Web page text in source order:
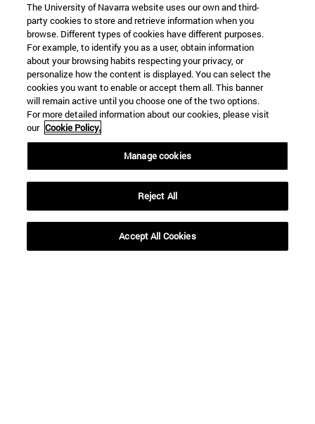
Desde
Hasta
BUSCAR
The University of Navarra website uses our own and third-
party cookies to store and retrieve information when you
browse. Different types of cookies have different purposes.
For example, to identify you as a user, obtain information
about your browsing habits respecting your privacy, or
personalize how the content is displayed. You can select the
cookies you want to enable or accept them all. This banner
will remain active until you choose one of the two options.
For more detailed information about our cookies, please visit
our Cookie Policy.
Manage cookies
Reject All
Accept All Cookies